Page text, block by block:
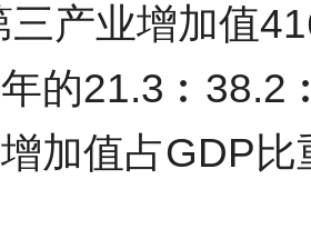
三产业增加值
的
加值占GDP